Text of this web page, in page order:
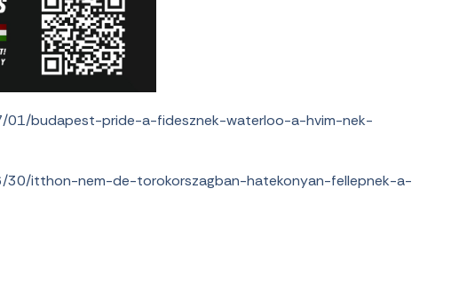
01/budapest-pride-a-fidesznek-waterloo-a-hvim-nek-
itthon-nem-de-torokorszagban-hatekonyan-fellepnek-a-